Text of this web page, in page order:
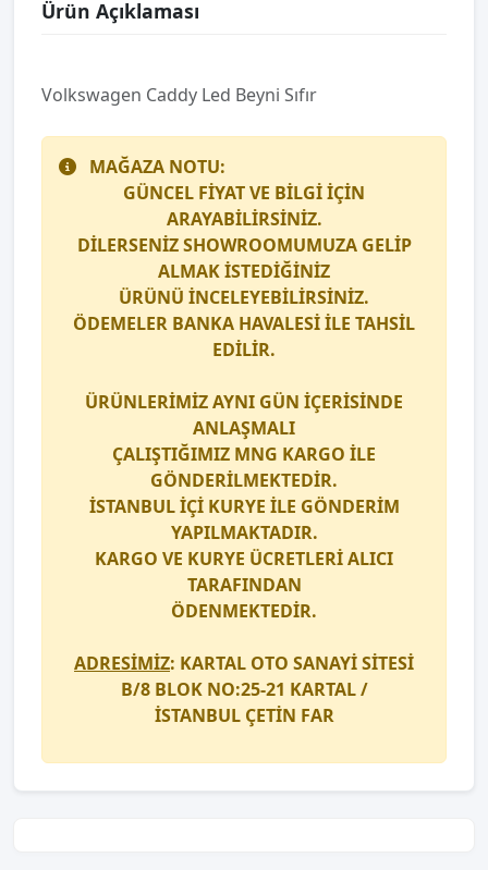
Ürün Açıklaması
Volkswagen Caddy Led Beyni Sıfır
MAĞAZA NOTU:
GÜNCEL FİYAT VE BİLGİ İÇİN
ARAYABİLİRSİNİZ.
DİLERSENİZ SHOWROOMUMUZA GELİP
ALMAK İSTEDİĞİNİZ
ÜRÜNÜ İNCELEYEBİLİRSİNİZ.
ÖDEMELER BANKA HAVALESİ İLE TAHSİL
EDİLİR.
ÜRÜNLERİMİZ AYNI GÜN İÇERİSİNDE
ANLAŞMALI
ÇALIŞTIĞIMIZ MNG KARGO İLE
GÖNDERİLMEKTEDİR.
İSTANBUL İÇİ KURYE İLE GÖNDERİM
YAPILMAKTADIR.
KARGO VE KURYE ÜCRETLERİ ALICI
TARAFINDAN
ÖDENMEKTEDİR.
ADRESİMİZ: KARTAL OTO SANAYİ SİTESİ
B/8 BLOK NO:25-21 KARTAL /
İSTANBUL ÇETİN FAR